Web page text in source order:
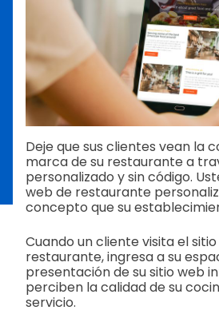
Deje que sus clientes vean la
marca de su restaurante a
personalizado y sin código.
web de restaurante
concepto que su
Cuando un cliente visita el
restaurante, ingresa a su
presentación de su sitio web
perciben la calidad de su
servicio.